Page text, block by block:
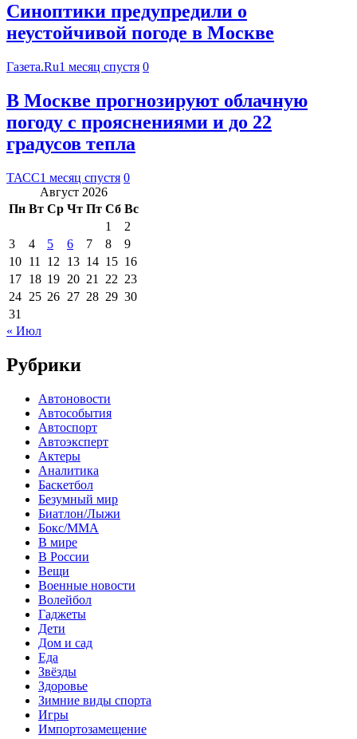
Синоптики предупредили о
неустойчивой погоде в Москве
Газета.Ru1 месяц спустя 0
В Москве прогнозируют облачную
погоду с прояснениями и до 22
градусов тепла
ТАСС1 месяц спустя 0
Август 2026
Пн Вт Ср Чт Пт Сб Вс
1
2
3
4 5 6 7 8
9
10 11 12 13 14 15 16
17 18 19 20 21 22 23
24 25 26 27 28 29 30
31
« Июл
Рубрики
Автоновости
Автособытия
Автоспорт
Автоэксперт
Актеры
Аналитика
Баскетбол
Безумный мир
Биатлон/Лыжи
Бокс/MMA
В мире
В России
Вещи
Военные новости
Волейбол
Гаджеты
Дети
Дом и сад
Еда
Звёзды
Здоровье
Зимние виды спорта
Игры
Импортозамещение